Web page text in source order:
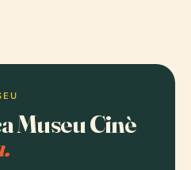
Museu Cinè